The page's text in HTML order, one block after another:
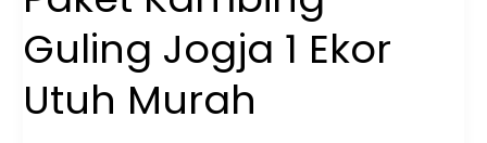
Guling Jogja 1 Ekor
Utuh Murah